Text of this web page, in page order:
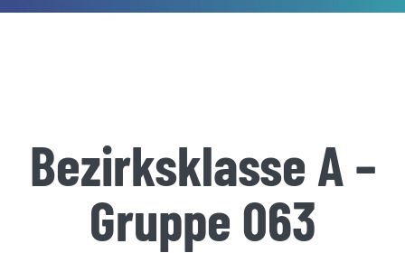
Bezirksklasse A –
Gruppe 063